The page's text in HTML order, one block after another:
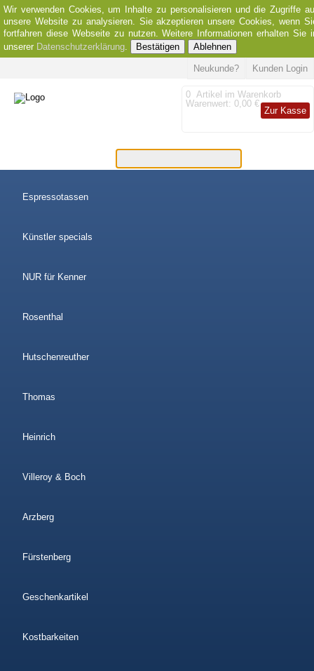
Wir verwenden Cookies, um Inhalte zu personalisieren und die Zugriffe
unsere Website zu analysieren. Sie akzeptieren unsere Cookies, wenn
fortfahren diese Webseite zu nutzen. Weitere Informationen erhalten Sie
unserer Datenschutzerklärung. Bestätigen Ablehnen
Kunden Login
Neukunde?
0 Artikel im Warenkorb
Warenwert: 0,00 €
Zur Kasse
Espressotassen
Künstler specials
NUR für Kenner
Rosenthal
Hutschenreuther
Thomas
Heinrich
Villeroy & Boch
Arzberg
Fürstenberg
Geschenkartikel
Kostbarkeiten